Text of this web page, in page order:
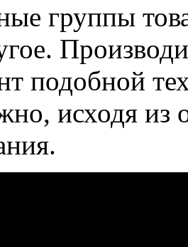
группы
подобной
исходя из